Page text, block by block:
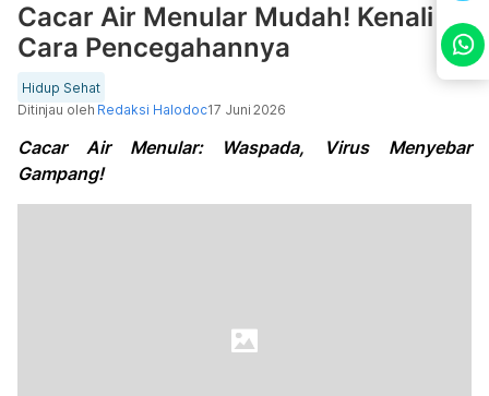
Cacar Air Menular Mudah! Kenali
Cara Pencegahannya
Hidup Sehat
Ditinjau oleh Redaksi Halodoc17 Juni 2026
Cacar Air Menular: Waspada, Virus Menyebar
Gampang!